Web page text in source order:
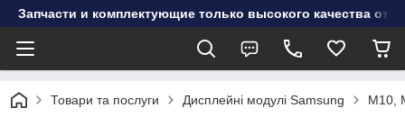
Запчасти и комплектующие только высокого качества от
Товари та послуги Дисплейні модулі Samsung M10,